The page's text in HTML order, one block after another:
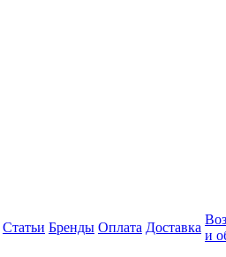
Статьи Бренды Оплата Доставка
и